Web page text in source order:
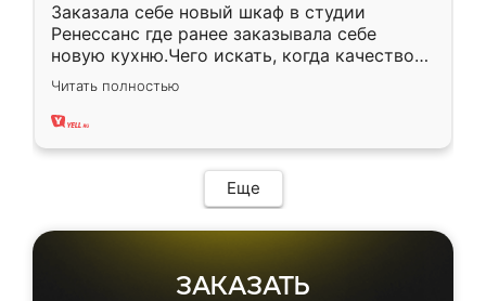
Заказала себе новый шкаф в студии
Ренессанс где ранее заказывала себе
новую кухню.Чего искать, когда качеством
вполне довольна. Служит кухня уже почти
два года, нареканий нет.
Читать полностью
Еще
ЗАКАЗАТЬ